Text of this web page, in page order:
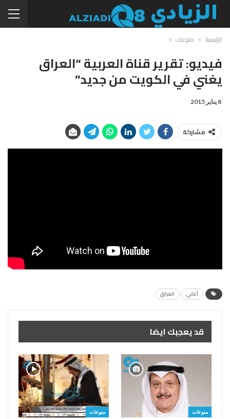
الرئيسية منوعات
فيديو: تقرير قناة العربية “العراق
يغني في الكويت من جديد”
8 يناير 2015
مشاركة
أغاني العراق
قد يعجبك ايضا
منوعات منوعات